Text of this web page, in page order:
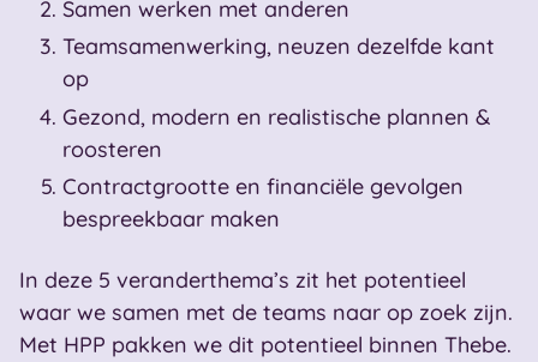
Samen werken met anderen
Teamsamenwerking, neuzen dezelfde kant
op
Gezond, modern en realistische plannen &
roosteren
Contractgrootte en financiële gevolgen
bespreekbaar maken
In deze 5 veranderthema’s zit het potentieel
waar we samen met de teams naar op zoek zijn.
Met HPP pakken we dit potentieel binnen Thebe.